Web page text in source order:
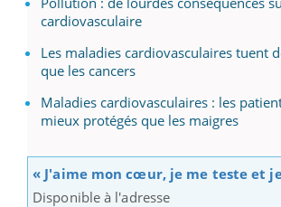
cardiovasculaire
Les maladies cardiovasculaires tuent
que les cancers
Maladies cardiovasculaires : les
mieux protégés que les maigres
« J'aime mon cœur, je me teste et
Disponible à l'adresse